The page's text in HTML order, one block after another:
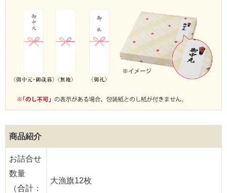
商品紹介
お詰合せ
数量
（合計：
大漁旗12枚